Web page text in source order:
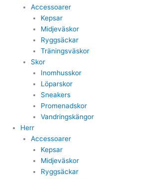
Accessoarer
Kepsar
Midjeväskor
Ryggsäckar
Träningsväskor
Skor
Inomhusskor
Löparskor
Sneakers
Promenadskor
Vandringskängor
Herr
Accessoarer
Kepsar
Midjeväskor
Ryggsäckar